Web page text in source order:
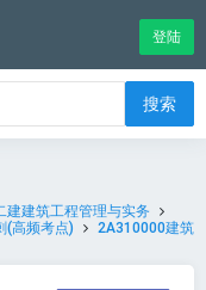
登陆
搜索
建建筑工程管理与实务
(高频考点)
2A310000建筑